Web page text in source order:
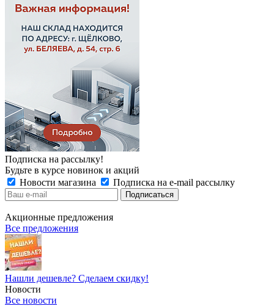
Подписка на рассылку!
Будьте в курсе новинок и акций
Новости магазина
Подписка на e-mail рассылку
Акционные предложения
Все предложения
Нашли дешевле? Сделаем скидку!
Новости
Все новости